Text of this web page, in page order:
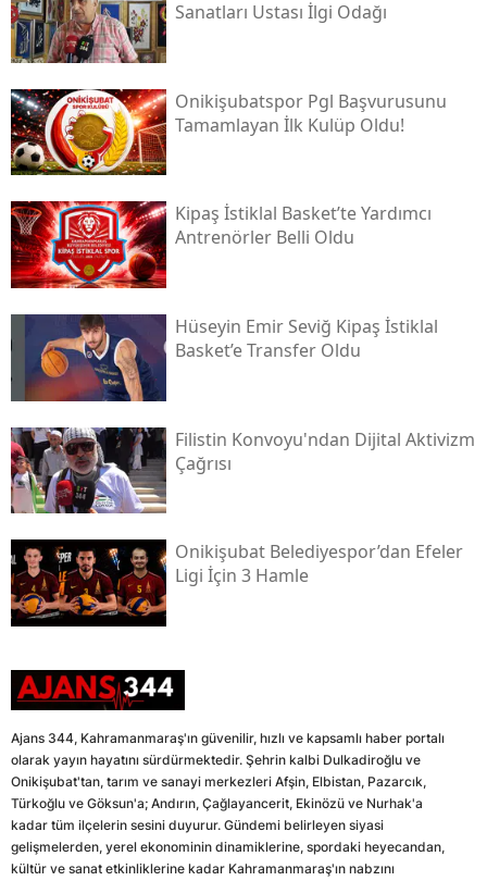
Sanatları Ustası İlgi Odağı
Onikişubatspor Pgl Başvurusunu
Tamamlayan İlk Kulüp Oldu!
Kipaş İstiklal Basket’te Yardımcı
Antrenörler Belli Oldu
Hüseyin Emir Seviğ Kipaş İstiklal
Basket’e Transfer Oldu
Filistin Konvoyu'ndan Dijital Aktivizm
Çağrısı
Onikişubat Belediyespor’dan Efeler
Ligi İçin 3 Hamle
Ajans 344, Kahramanmaraş'ın güvenilir, hızlı ve kapsamlı haber portalı
olarak yayın hayatını sürdürmektedir. Şehrin kalbi Dulkadiroğlu ve
Onikişubat'tan, tarım ve sanayi merkezleri Afşin, Elbistan, Pazarcık,
Türkoğlu ve Göksun'a; Andırın, Çağlayancerit, Ekinözü ve Nurhak'a
kadar tüm ilçelerin sesini duyurur. Gündemi belirleyen siyasi
gelişmelerden, yerel ekonominin dinamiklerine, spordaki heyecandan,
kültür ve sanat etkinliklerine kadar Kahramanmaraş'ın nabzını